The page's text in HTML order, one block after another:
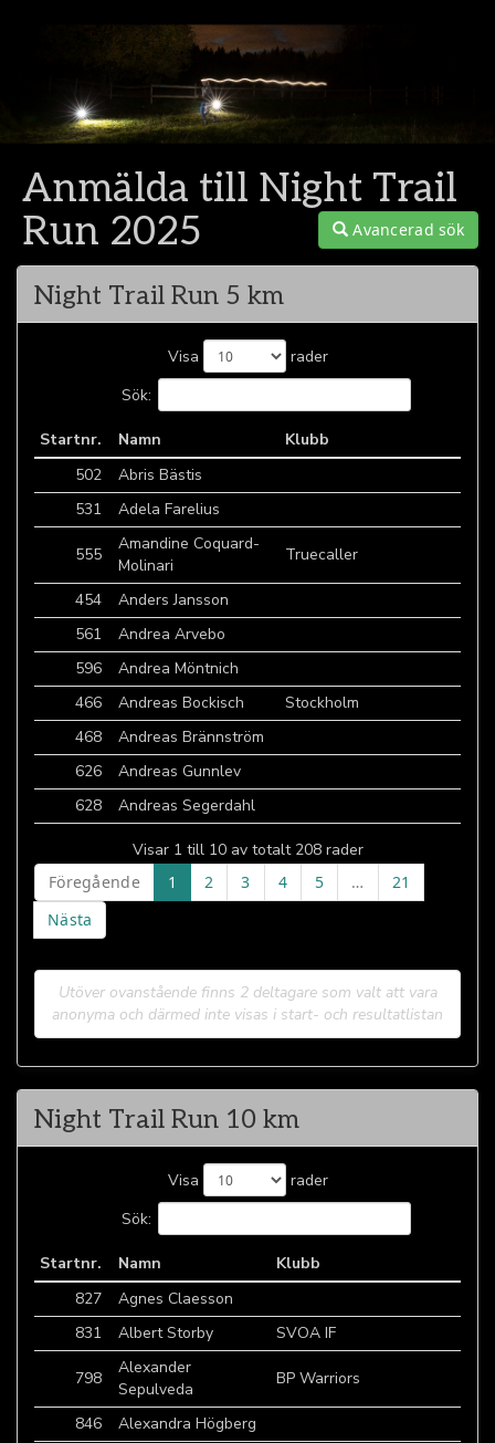
Anmälda till Night Trail
Run 2025
Avancerad sök
Night Trail Run 5 km
Visa
rader
Sök:
Startnr. Namn
Klubb
502
Abris Bästis
531
Adela Farelius
555
Amandine Coquard-
Molinari
Truecaller
454
Anders Jansson
561
Andrea Arvebo
596
Andrea Möntnich
466
Andreas Bockisch
Stockholm
468
Andreas Brännström
626
Andreas Gunnlev
628
Andreas Segerdahl
Visar 1 till 10 av totalt 208 rader
Föregående
1 2 3 4 5 …
21
Nästa
Utöver ovanstående finns 2 deltagare som valt att vara
anonyma och därmed inte visas i start- och resultatlistan
Night Trail Run 10 km
Visa
rader
Sök:
Startnr. Namn
Klubb
827
Agnes Claesson
831
Albert Storby SVOA IF
798
Alexander
Sepulveda
BP Warriors
846
Alexandra Högberg